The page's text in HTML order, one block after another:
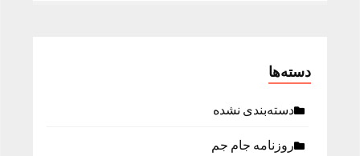
دسته‌ها
دسته‌بندی نشده
روزنامه جام جم